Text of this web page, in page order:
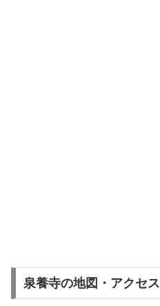
泉養寺の地図・アクセス